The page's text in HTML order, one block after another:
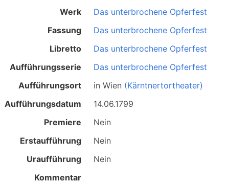
Werk
Das unterbrochene Opferfest
Fassung
Das unterbrochene Opferfest
Libretto
Das unterbrochene Opferfest
Aufführungsserie
Das unterbrochene Opferfest
Aufführungsort
inWien (Kärntnertortheater)
Aufführungsdatum
14.06.1799
Premiere
Nein
Erstaufführung
Nein
Uraufführung
Nein
Kommentar